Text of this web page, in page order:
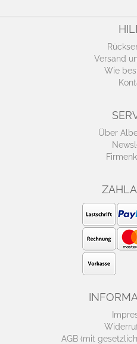
Versand
Wie
Über
AGB (mit